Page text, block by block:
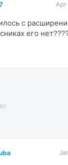
Apr
с
его